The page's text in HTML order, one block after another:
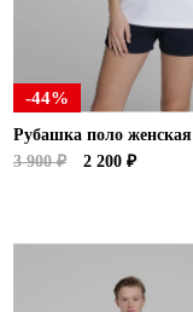
-44%
Рубашка поло женская
3 900 ₽
2 200 ₽